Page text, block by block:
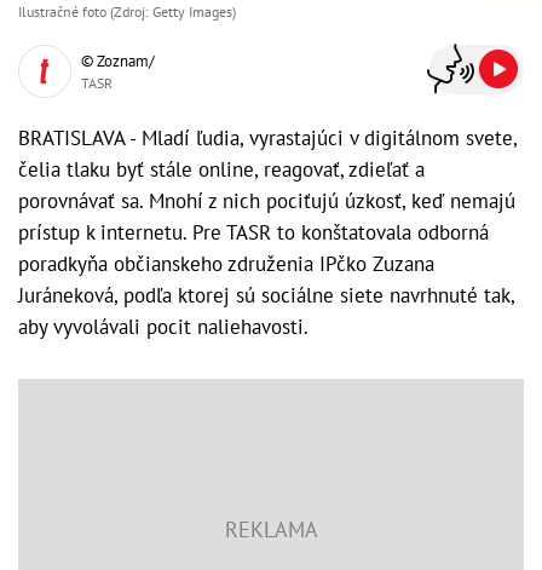
Ilustračné foto (Zdroj: Getty Images)
© Zoznam/
TASR
BRATISLAVA - Mladí ľudia, vyrastajúci v digitálnom svete,
čelia tlaku byť stále online, reagovať, zdieľať a
porovnávať sa. Mnohí z nich pociťujú úzkosť, keď nemajú
prístup k internetu. Pre TASR to konštatovala odborná
poradkyňa občianskeho združenia IPčko Zuzana
Juráneková, podľa ktorej sú sociálne siete navrhnuté tak,
aby vyvolávali pocit naliehavosti.